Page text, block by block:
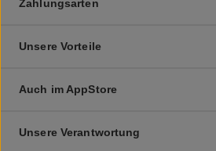
Zahlungsarten
Unsere Vorteile
Auch im AppStore
Unsere Verantwortung